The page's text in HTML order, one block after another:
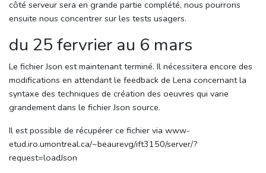
côté serveur sera en grande partie complété, nous pourrons
ensuite nous concentrer sur les tests usagers.
du 25 fervrier au 6 mars
Le fichier Json est maintenant terminé. Il nécessitera encore des
modifications en attendant le feedback de Lena concernant la
syntaxe des techniques de création des oeuvres qui varie
grandement dans le fichier Json source.
Il est possible de récupérer ce fichier via www-
etud.iro.umontreal.ca/~beaurevg/ift3150/server/?
request=loadJson